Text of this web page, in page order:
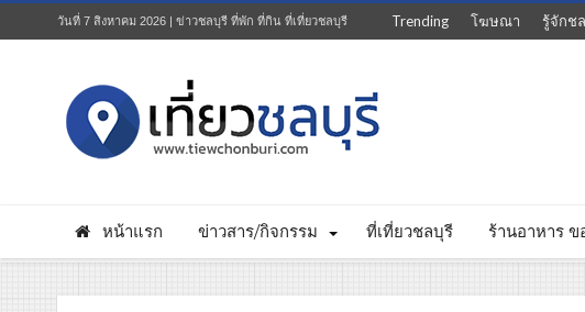
วันที่ 7 สิงหาคม 2026 | ข่าวชลบุรี ที่พัก ที่กิน ที่เที่ยวชลบุรี Trending โฆษณา รู้จักช
หน้าแรก ข่าวสาร/กิจกรรม ที่เที่ยวชลบุรี ร้านอาหาร ข